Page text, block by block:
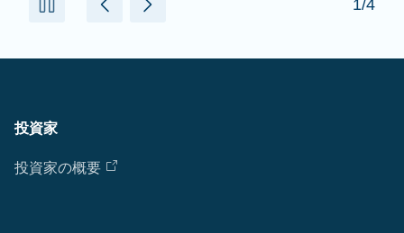
1/4
投資家
投資家の概要